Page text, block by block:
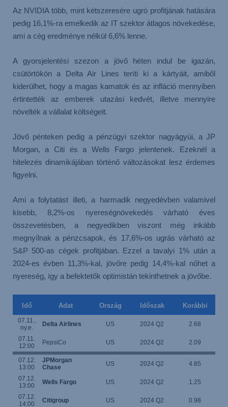
Az NVIDIA több, mint kétszeresére ugró profitjának hatására
pedig 16,1%-ra emelkedik az IT szektor átlagos növekedése,
ami a cég eredménye nélkül 6,6% lenne.
A gyorsjelentési szezon a jövő héten indul be igazán,
csütörtökön a Delta Air Lines teríti ki a kártyáit, amiből
kiderülhet, hogy a magas kamatok és az infláció mennyiben
értintették az emberek utazási kedvét, illetve mennyire
növelték a vállalat költségeit.
Jövő pénteken pedig a pénzügyi szektor nagyágyúi, a JP
Morgan, a Citi és a Wells Fargo jelentenek. Ezeknél a
hitelezés dinamikájában történő változásokat lesz érdemes
figyelni.
Ami a folytatást illeti, a harmadik negyedévben valamivel
kisebb, 8,2%-os nyereségnövekedés várható éves
összevetésben, a negyedikben viszont még inkább
megnyílnak a pénzcsapok, és 17,6%-os ugrás várható az
S&P 500-as cégek profitjában. Ezzel a tavalyi 1% után a
2024-es évben 11,3%-kal, jövőre pedig 14,4%-kal nőhet a
nyereség, így a befektetők optimistán tekinthetnek a jövőbe.
Idő Adat Ország Időszak Korábbi
07.11.,
ny.e.
Delta Airlines US 2024 Q2 2.68
07.11.
12:00
PepsiCo US 2024 Q2 2.09
07.12.
13:00
JPMorgan
Chase
US 2024 Q2 4.85
07.12.
13:00
Wells Fargo US 2024 Q2 1.25
07.12.
14:00
Citigroup US 2024 Q2 0.98